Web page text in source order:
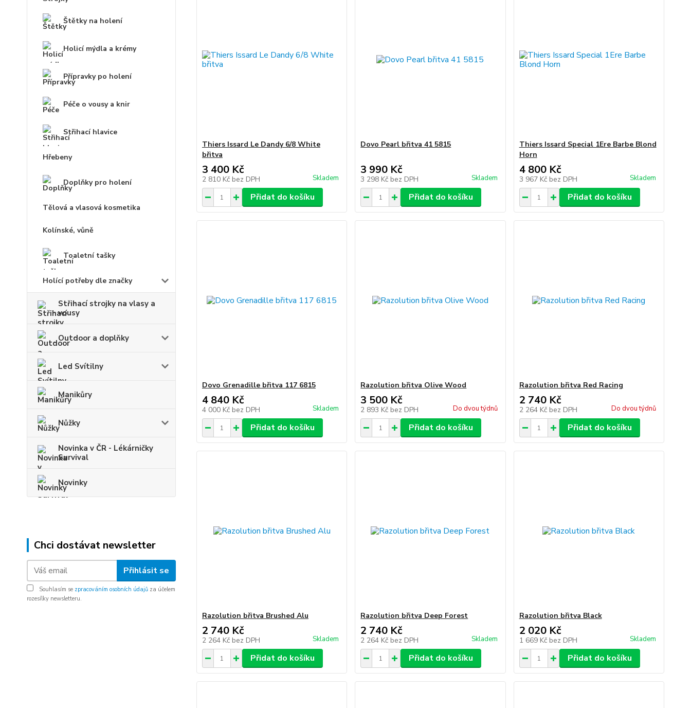
Štětky na holení
Holicí mýdla a krémy
Přípravky po holení
Péče o vousy a knir
Střihací hlavice
Hřebeny
Doplňky pro holení
Tělová a vlasová kosmetika
Kolínské, vůně
Toaletní tašky
Holící potřeby dle značky
Střihací strojky na vlasy a
vousy
Outdoor a doplňky
Led Svítilny
Manikůry
Nůžky
Novinka v ČR - Lékárničky
Survival
Novinky
Chci dostávat newsletter
Přihlásit se
Souhlasím se zpracováním osobních údajů za účelem
rozesílky newsletteru.
Thiers Issard Le Dandy 6/8 White
břitva
3 400 Kč
2 810 Kč bez DPH Skladem
Přidat do košíku
Dovo Pearl břitva 41 5815
3 990 Kč
3 298 Kč bez DPH Skladem
Přidat do košíku
Thiers Issard Special 1Ere Barbe Blond
Horn
4 800 Kč
3 967 Kč bez DPH Skladem
Přidat do košíku
Dovo Grenadille břitva 117 6815
4 840 Kč
4 000 Kč bez DPH Skladem
Přidat do košíku
Razolution břitva Olive Wood
3 500 Kč
2 893 Kč bez DPH Do dvou týdnů
Přidat do košíku
Razolution břitva Red Racing
2 740 Kč
2 264 Kč bez DPH Do dvou týdnů
Přidat do košíku
Razolution břitva Brushed Alu
2 740 Kč
2 264 Kč bez DPH Skladem
Přidat do košíku
Razolution břitva Deep Forest
2 740 Kč
2 264 Kč bez DPH Skladem
Přidat do košíku
Razolution břitva Black
2 020 Kč
1 669 Kč bez DPH Skladem
Přidat do košíku